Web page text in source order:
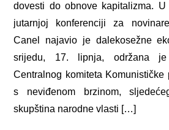
dovesti do obnove kapitalizma.
jutarnjoj konferenciji za
Canel najavio je dalekosežne
srijedu, 17. lipnja, održana je
Centralnog komiteta
s neviđenom brzinom,
skupština narodne vlasti […]